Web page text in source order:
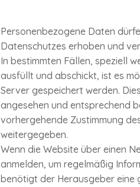
Personenbezogene Daten
Datenschutzes erhoben und
In bestimmten Fällen, speziell
ausfüllt und abschickt, ist es
Server gespeichert werden.
angesehen und entsprechend
vorhergehende Zustimmung
weitergegeben.
Wenn die Website über einen
anmelden, um regelmäßig
benötigt der Herausgeber eine